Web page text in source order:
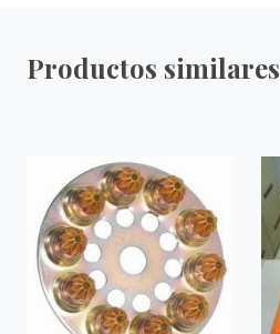
Productos similares